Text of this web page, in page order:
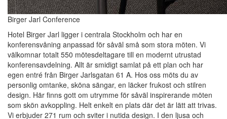
Birger Jarl Conference
Hotel Birger Jarl ligger i centrala Stockholm och har en
konferensvåning anpassad för såväl små som stora möten. Vi
välkomnar totalt 550 mötesdeltagare till en modernt utrustad
konferensavdelning. Allt är smidigt samlat på ett plan och har
egen entré från Birger Jarlsgatan 61 A. Hos oss möts du av
personlig omtanke, sköna sängar, en läcker frukost och stilren
design. Här finns gott om utrymme för såväl inspirerande möten
som skön avkoppling. Helt enkelt en plats där det är lätt att trivas.
Vi erbjuder 271 rum och sviter i nutida design. I den ljusa och